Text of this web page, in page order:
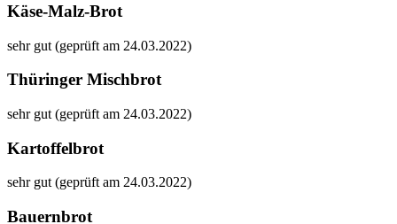
Käse-Malz-Brot
sehr gut (geprüft am 24.03.2022)
Thüringer Mischbrot
sehr gut (geprüft am 24.03.2022)
Kartoffelbrot
sehr gut (geprüft am 24.03.2022)
Bauernbrot